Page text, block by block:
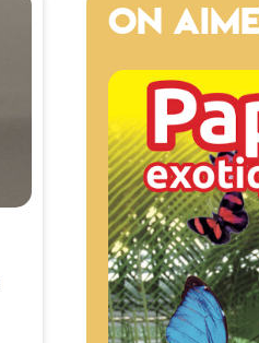
ON AIME